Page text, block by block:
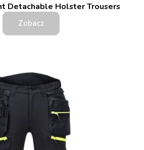
Detachable Holster Trousers
Zobacz